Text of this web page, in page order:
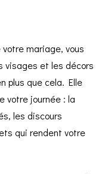
mariage, vous
visages et les décors
plus que cela. Elle
votre journée : la
les discours
qui rendent votre